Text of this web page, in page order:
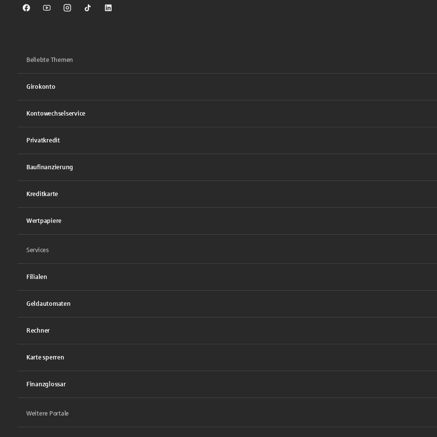
Sparkasse auf Facebook
Sparkasse auf Youtube
Sparkasse auf Instagram
Sparkasse auf TikTok
Sparkasse auf LinkedIn
Beliebte Themen
Girokonto
Kontowechselservice
Privatkredit
Baufinanzierung
Kreditkarte
Wertpapiere
Services
Filialen
Geldautomaten
Rechner
Karte sperren
Finanzglossar
Weitere Portale